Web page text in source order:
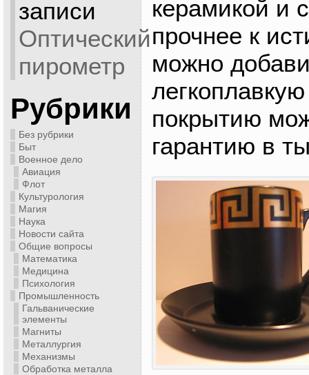
записи
Оптический
пирометр
Рубрики
Без рубрики
Быт
Военное дело
Авиация
Флот
Культурология
Магия
Наука
Новости сайта
Общие вопросы
Математика
Медицина
Психология
Промышленность
Гальванические
элементы
Магниты
Металлургия
Механизмы
Обработка металла
керамикой и
прочнее к
можно
покрытию
гарантию в